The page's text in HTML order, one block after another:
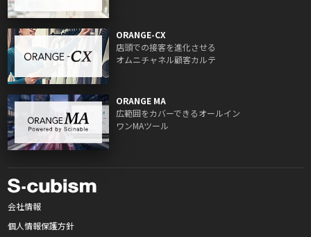
ORANGE-CX
店頭での接客を進化させる
オムニチャネル顧客カルテ
ORANGE MA
広範囲をカバーできるオールイン
ワンMAツール
会社情報
個人情報保護方針